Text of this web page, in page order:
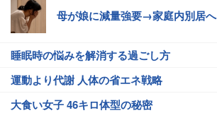
母が娘に減量強要→家庭内別居へ
睡眠時の悩みを解消する過ごし方
運動より代謝 人体の省エネ戦略
大食い女子 46キロ体型の秘密